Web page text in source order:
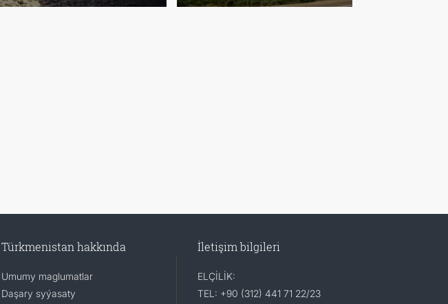
Türkmenistan hakkında
Umumy maglumatlar
Daşary syýasaty
İletişim bilgileri
ELÇİLİK:
TEL: +90 (312) 441 71 22/23